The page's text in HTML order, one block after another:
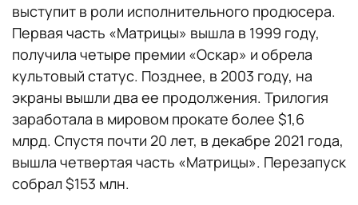
выступит в роли исполнительного продюсера.
Первая часть «Матрицы» вышла в 1999 году,
получила четыре премии «Оскар» и обрела
культовый статус. Позднее, в 2003 году, на
экраны вышли два ее продолжения. Трилогия
заработала в мировом прокате более $1,6
млрд. Спустя почти 20 лет, в декабре 2021 года,
вышла четвертая часть «Матрицы». Перезапуск
собрал $153 млн.